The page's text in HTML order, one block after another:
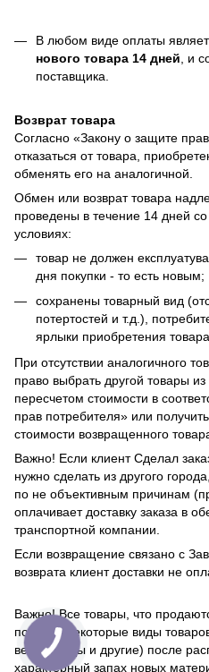
В любом виде оплаты
нового товара 14 дней, и
поставщика.
Возврат товара
Согласно «Закону о защите
отказаться от товара,
обменять его на аналогичной.
Обмен или возврат товара
проведены в течение 14 дней
условиях:
товар не должен
дня покупки - то есть новым;
сохранены товарный вид
потертостей и т.д.),
ярлыки приобретения
При отсутствии аналогичного
право выбрать другой товары
пересчетом стоимости в
прав потребителя» или
стоимости возвращенного
Важно! Если клиент Сделал
нужно сделать из другого
по не объективным причинам
оплачивает доставку заказа в
транспортной компании.
Если возвращение связано с
возврата клиент доставки не
Важно! Все товары, что
поэтому некоторые виды
велосипеды и другие) после
характерный запах новых